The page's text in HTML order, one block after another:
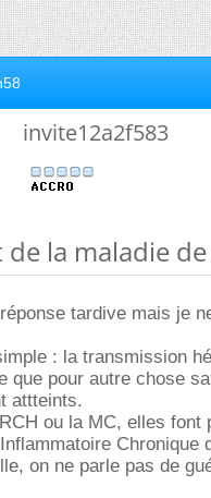
invite12a2f583
de la maladie
tardive mais je
: la transmission
que pour autre chose
attteints.
ou la MC, elles font
Chronique
on ne parle pas de